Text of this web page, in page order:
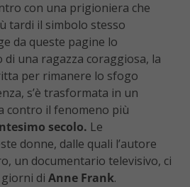
con una prigioniera che
tardi il simbolo stesso
da queste pagine lo
una ragazza coraggiosa, la
per rimanere lo sfogo
s’è trasformata in un
contro il fenomeno più
secolo. Le
donne, dalle quali l’autore
un documentario televisivo, ci
di Anne Frank.